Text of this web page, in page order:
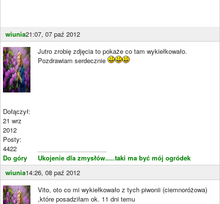
wiunia21:07, 07 paź 2012
Dołączył:
21 wrz
2012
Posty:
4422
Do góry
Jutro zrobię zdjęcia to pokaże co tam wykiełkowało.
Pozdrawiam serdecznie
Ukojenie dla zmysłów.....taki ma być mój ogródek
wiunia14:26, 08 paź 2012
Vito, oto co mi wykiełkowało z tych piwonii (ciemnoróżowa)
,które posadziłam ok. 11 dni temu